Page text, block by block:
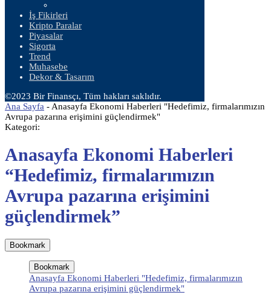
İş Fikirleri
Kripto Paralar
Piyasalar
Sigorta
Trend
Muhasebe
Dekor & Tasarım
©2023 Bir Finansçı, Tüm hakları saklıdır.
Ana Sayfa - Anasayfa Ekonomi Haberleri "Hedefimiz, firmalarımızın
Avrupa pazarına erişimini güçlendirmek"
Kategori:
Anasayfa Ekonomi Haberleri
“Hedefimiz, firmalarımızın
Avrupa pazarına erişimini
güçlendirmek”
Bookmark
Bookmark
Anasayfa Ekonomi Haberleri "Hedefimiz, firmalarımızın
Avrupa pazarına erişimini güçlendirmek"